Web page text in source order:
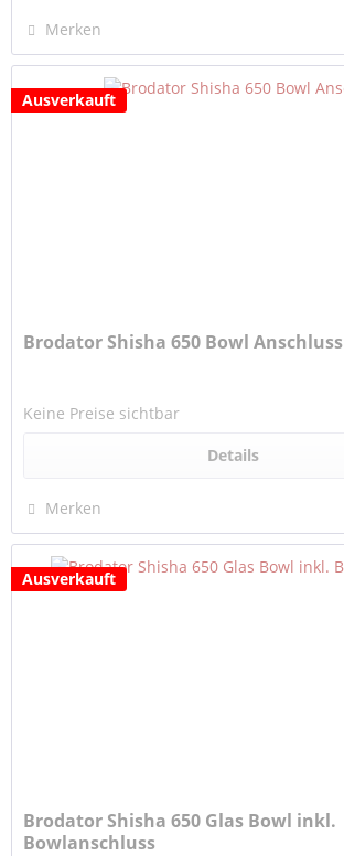
Merken
Ausverkauft
Brodator Shisha 650 Bowl Anschluss
Keine Preise sichtbar
Details
Merken
Ausverkauft
Brodator Shisha 650 Glas Bowl inkl.
Bowlanschluss